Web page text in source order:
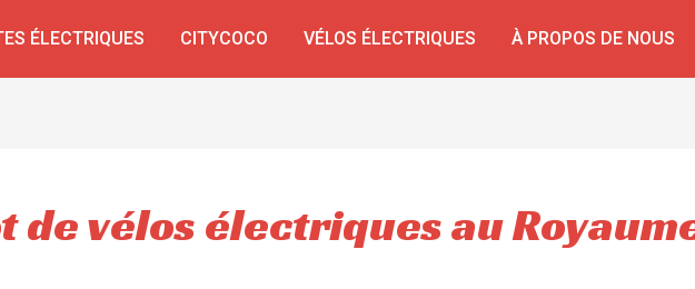
ÉLECTRIQUES CITYCOCO VÉLOS ÉLECTRIQUES À PROPOS DE NOUS
de vélos électriques au